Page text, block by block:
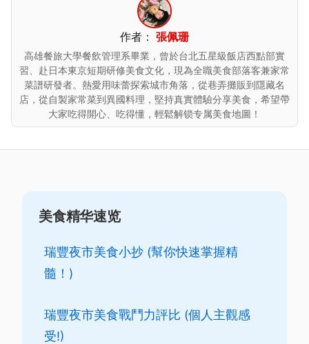
作者： 張佩珊
高雄餐旅大學餐飲管理系畢業，曾於台北五星級飯店西點部實
習、赴日本東京短期研修美食文化，現為全職美食部落客兼家常
菜譜研發者。熱愛用味蕾探索城市角落，從巷弄攤販到隱藏名
店，從自製家常菜到異國料理，堅持真實體驗分享美食，希望帶
大家吃得開心、吃得懂，輕鬆解锁专属美食地圖！
美食精华速览
瑞豐夜市美食小抄 (幫你快速掌握精
髓！)
瑞豐夜市美食戰鬥力評比 (個人主觀感
受!)